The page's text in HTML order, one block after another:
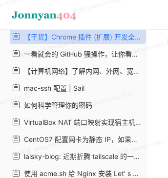
docsify - 生成文档网站简单使用教程 - SegmentFault 思否
【干货】Chrome 插件 (扩展) 开发全攻略 - 好记的博客
一看就会的 GitHub 骚操作，让你看上去像一位开源大佬
【计算机网络】了解内网、外网、宽带、带宽、流量、网速_墩墩分墩 - CSDN 博客
mac-ssh 配置 | Sail
如何科学管理你的密码
VirtualBox NAT 端口映射实现宿主机与虚拟机相互通信 | Shao Guoliang 的博客
CentOS7 配置网卡为静态 IP，如果你还学不会那真的没有办法了！
laisky-blog: 近期折腾 tailscale 的一些心得
使用 acme.sh 给 Nginx 安装 Let’ s Encrypt 提供的免费 SSL 证书 · Ruby China